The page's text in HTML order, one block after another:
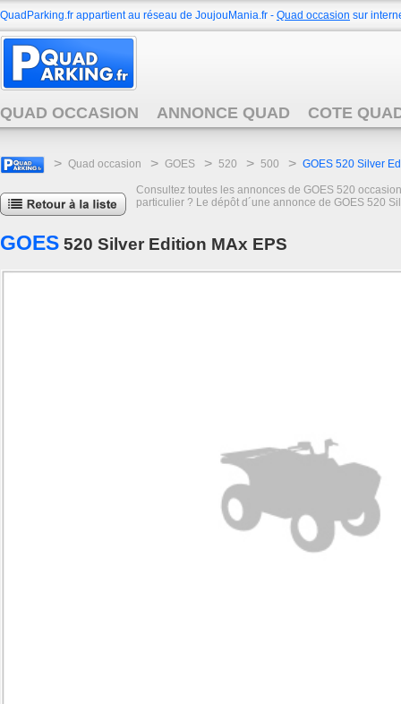
QuadParking.fr appartient au réseau de JoujouMania.fr - Quad occasion sur
QUAD OCCASION ANNONCE QUAD COTE
> Quad occasion > GOES > 520 > 500 > GOES 520 Silver
Consultez toutes les annonces de GOES 520
particulier ? Le dépôt d´une annonce de GOES 520
GOES 520 Silver Edition MAx EPS